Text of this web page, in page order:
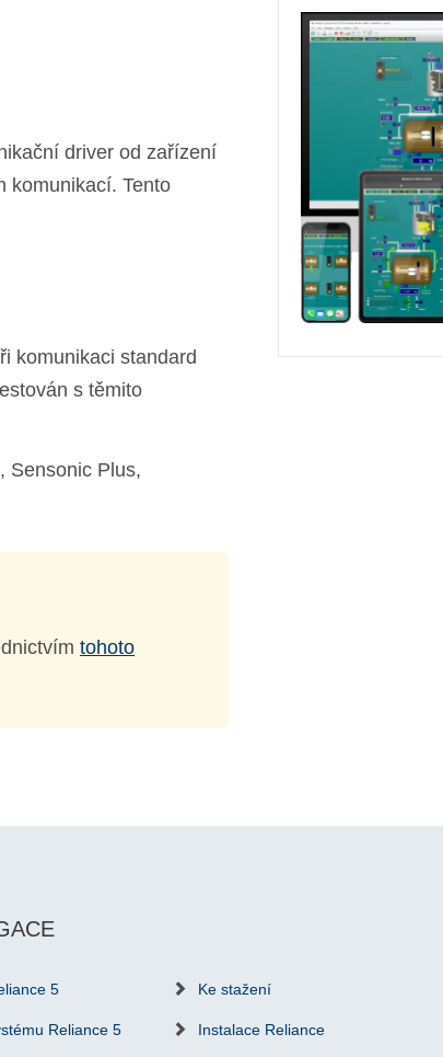
driver od zařízení
komunikací. Tento
komunikaci standard
s těmito
Sensonic Plus,
tohoto
5
Reliance 5
Ke stažení
Instalace Reliance